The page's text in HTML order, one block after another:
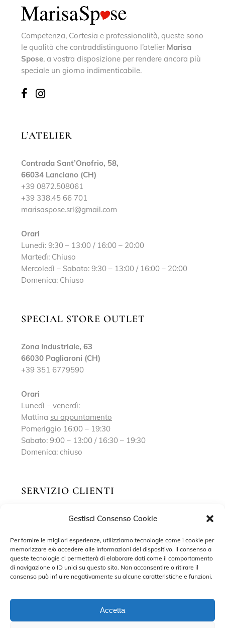
Gestisci Consenso Cookie
Per fornire le migliori esperienze, utilizziamo tecnologie come i cookie per
memorizzare e/o accedere alle informazioni del dispositivo. Il consenso a
queste tecnologie ci permetterà di elaborare dati come il comportamento
di navigazione o ID unici su questo sito. Non acconsentire o ritirare il
consenso può influire negativamente su alcune caratteristiche e funzioni.
Accetta
Competenza, Cortesia e professionalità, queste sono
le qualità che contraddistinguono l’atelier Marisa
Spose, a vostra disposizione per rendere ancora più
speciale un giorno indimenticabile.
L’ATELIER
Contrada Sant’Onofrio, 58,
66034 Lanciano (CH)
+39 0872.508061
+39 338.45 66 701
marisaspose.srl@gmail.com
Orari
Lunedì: 9:30 – 13:00 / 16:00 – 20:00
Martedì: Chiuso
Mercoledì – Sabato: 9:30 – 13:00 / 16:00 – 20:00
Domenica: Chiuso
SPECIAL STORE OUTLET
Zona Industriale, 63
66030 Pagliaroni (CH)
+39 351 6779590
Orari
Lunedì – venerdì:
Mattina su appuntamento
Pomeriggio 16:00 – 19:30
Sabato: 9:00 – 13:00 / 16:30 – 19:30
Domenica: chiuso
SERVIZIO CLIENTI
Richiedi un appuntamento
Contatti
Privacy Policy
Cookie Policy